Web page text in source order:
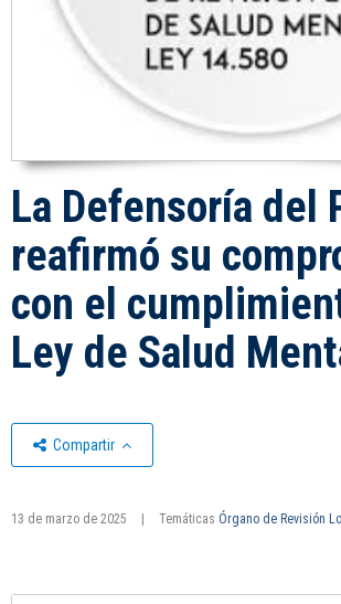
La Defensoría del
reafirmó su
con el
Ley de Salud
Compartir
13 de marzo de 2025 Temáticas Órgano de Revisión